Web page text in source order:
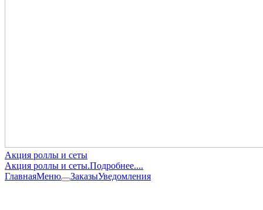
Акция роллы и сеты
Акция роллы и сеты.Подробнее....
ГлавнаяМеню ЗаказыУведомления